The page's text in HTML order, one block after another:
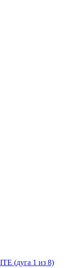
(дуга 1 из 8)